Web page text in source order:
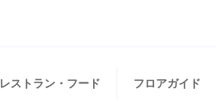
レストラン・フード フロアガイド